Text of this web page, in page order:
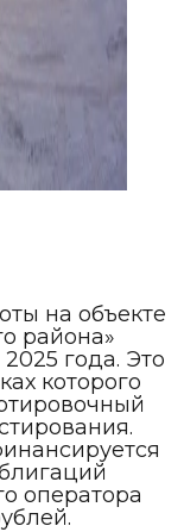
на объекте
района»
года. Это
которого
оператора